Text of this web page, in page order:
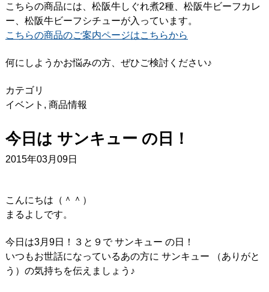
こちらの商品には、松阪牛しぐれ煮2種、松阪牛ビーフカレ
ー、松阪牛ビーフシチューが入っています。
こちらの商品のご案内ページはこちらから
何にしようかお悩みの方、ぜひご検討ください♪
カテゴリ
イベント , 商品情報
今日は サンキュー の日！
2015年03月09日
こんにちは（＾＾）
まるよしです。
今日は3月9日！３と９で サンキュー の日！
いつもお世話になっているあの方に サンキュー （ありがと
う）の気持ちを伝えましょう♪